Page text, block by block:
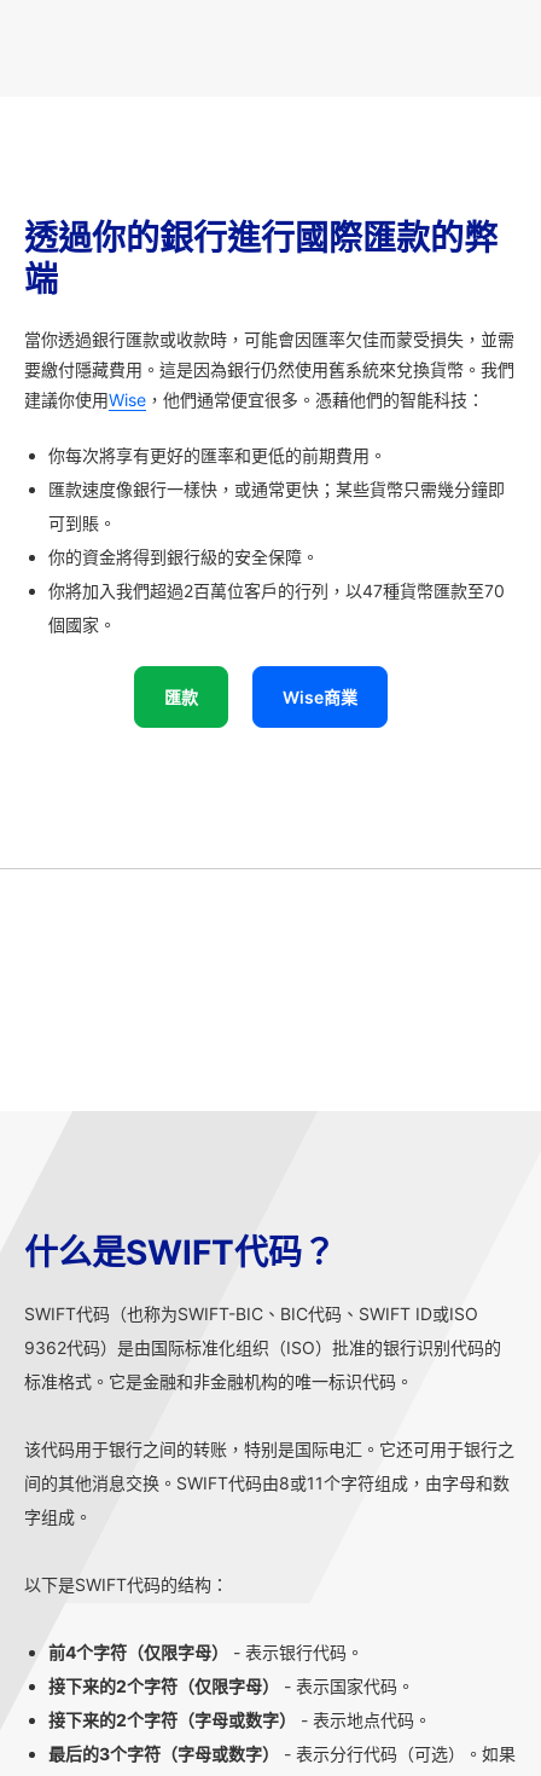
透過你的銀行進行國際匯款的弊
端
當你透過銀行匯款或收款時，可能會因匯率欠佳而蒙受損失，並需
要繳付隱藏費用。這是因為銀行仍然使用舊系統來兌換貨幣。我們
建議你使用Wise ，他們通常便宜很多。憑藉他們的智能科技：
你每次將享有更好的匯率和更低的前期費用。
匯款速度像銀行一樣快，或通常更快；某些貨幣只需幾分鐘即
可到賬。
你的資金將得到銀行級的安全保障。
你將加入我們超過2百萬位客戶的行列，以47種貨幣匯款至70
個國家。
匯款 Wise商業
什么是SWIFT代码？
SWIFT代码（也称为SWIFT-BIC、BIC代码、SWIFT ID或ISO
9362代码）是由国际标准化组织（ISO）批准的银行识别代码的
标准格式。它是金融和非金融机构的唯一标识代码。
该代码用于银行之间的转账，特别是国际电汇。它还可用于银行之
间的其他消息交换。SWIFT代码由8或11个字符组成，由字母和数
字组成。
以下是SWIFT代码的结构：
前4个字符（仅限字母）
- 表示银行代码。
接下来的2个字符（仅限字母）
- 表示国家代码。
接下来的2个字符（字母或数字）
- 表示地点代码。
最后的3个字符（字母或数字）
- 表示分行代码（可选）。如果